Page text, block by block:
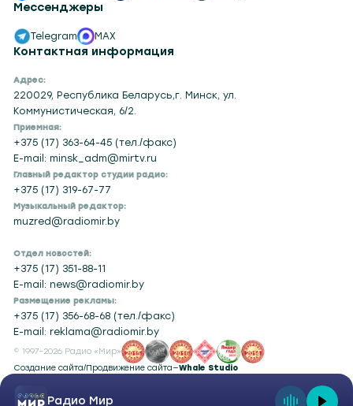
Контактная информация
Адрес:
220029, Республика Беларусь,г. Минск, ул.
Коммунистическая, 6/2.
Приемная:
+375 (17) 363-64-45 (тел./факс)
E-mail: minsk_adm@mirtv.ru
Главный редактор студии радио:
+375 (17) 319-67-77
Музыкальный редактор:
muzred@radiomir.by
Отдел новостей:
+375 (17) 351-88-11
E-mail: news@radiomir.by
Размещение рекламы:
+375 (17) 356-68-68 (тел./факс)
E-mail: reklama@radiomir.by
Мессенджеры
Telegram MAX
© 1997–2026 Радио «Мир»
Создание сайта/Продвижение сайта—Whale Studio
Радио Мир